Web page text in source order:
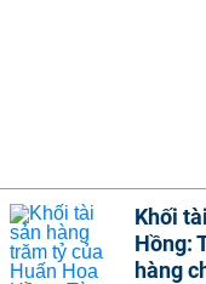
Khối
Hồng:
hàng